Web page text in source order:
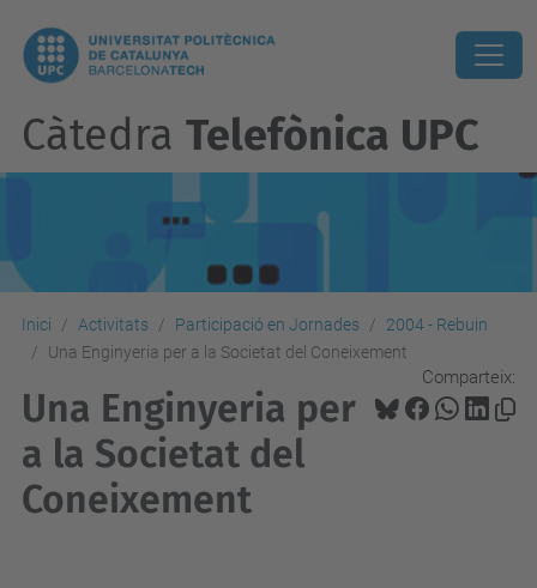
Càtedra Telefònica UPC
Inici Activitats Participació en Jornades
2004 - Rebuin
Una Enginyeria per a la Societat del Coneixement
Comparteix:
Una Enginyeria per
a la Societat del
Coneixement